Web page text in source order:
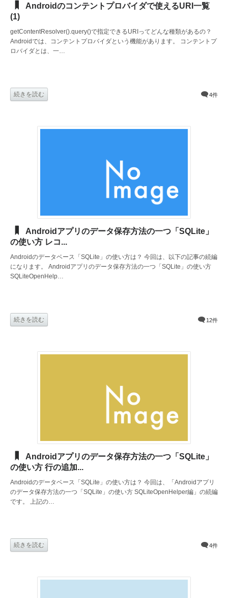
Androidのコンテントプロバイダで使えるURI一覧
(1)
getContentResolver().query()で指定できるURIってどんな種類があるの？
Androidでは、コンテントプロバイダという機能があります。 コンテントプ
ロバイダとは、一…
続きを読む 4件
Androidアプリのデータ保存方法の一つ「SQLite」
の使い方 レコ...
Androidのデータベース「SQLite」の使い方は？ 今回は、以下の記事の続編
になります。 Androidアプリのデータ保存方法の一つ「SQLite」の使い方
SQLiteOpenHelp…
続きを読む 12件
Androidアプリのデータ保存方法の一つ「SQLite」
の使い方 行の追加...
Androidのデータベース「SQLite」の使い方は？ 今回は、「Androidアプリ
のデータ保存方法の一つ「SQLite」の使い方 SQLiteOpenHelper編」の続編
です。 上記の…
続きを読む 4件